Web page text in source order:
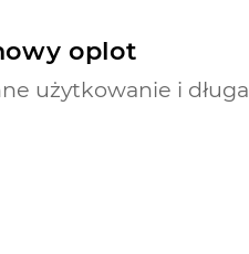
oplot
użytkowanie i długa